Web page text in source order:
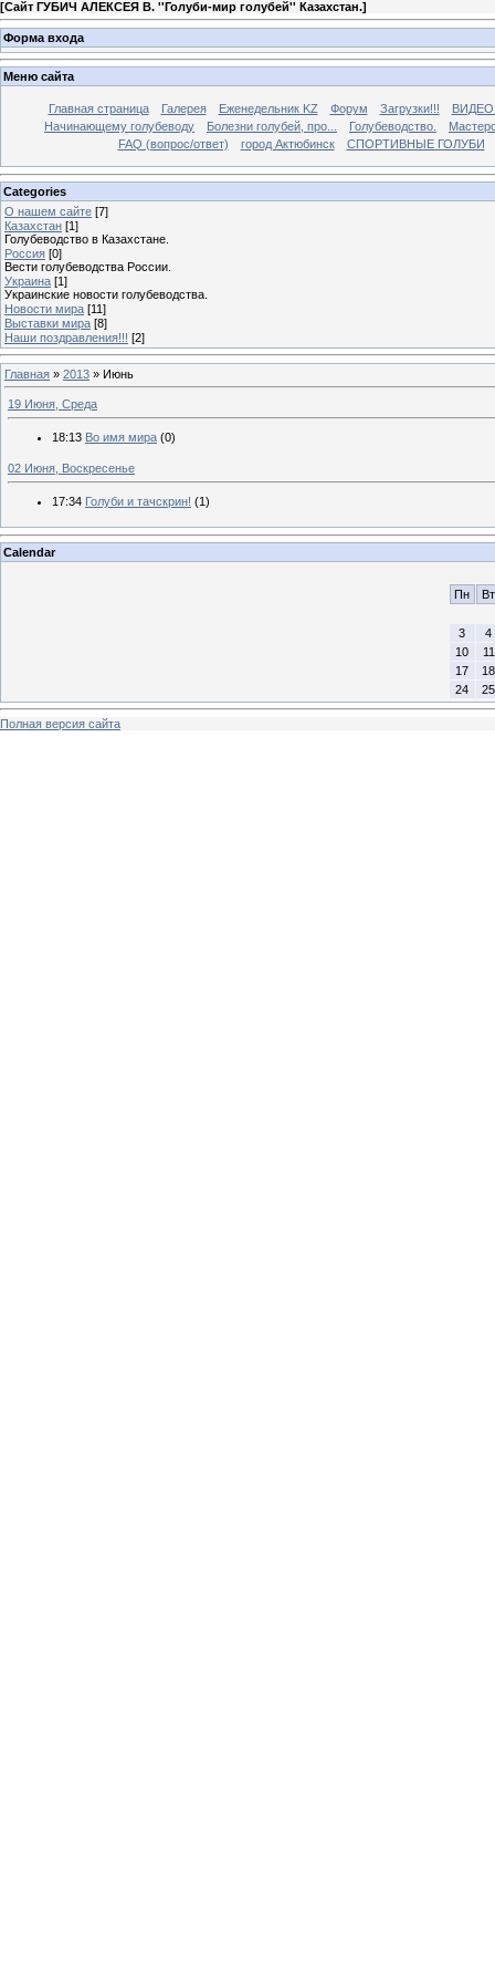
[Сайт ГУБИЧ АЛЕКСЕЯ В. ''Голуби-мир голубей'' Казахстан.]
Форма входа
Меню сайта
Главная страница Галерея Еженедельник KZ Форум Загрузки!!!
Начинающему голубеводу
Болезни голубей, про... Голубеводство.
FAQ (вопрос/ответ)
город Актюбинск СПОРТИВНЫЕ ГОЛУБИ
Categories
О нашем сайте [7]
Казахстан [1]
Голубеводство в Казахстане.
Россия [0]
Вести голубеводства России.
Украина [1]
Украинские новости голубеводства.
Новости мира [11]
Выставки мира [8]
Наши поздравления!!! [2]
Главная » 2013 » Июнь
19 Июня, Среда
18:13 Во имя мира (0)
02 Июня, Воскресенье
17:34 Голуби и тачскрин! (1)
Calendar
Пн Вт
3
4
10
11
17
18
24
25
Полная версия сайта